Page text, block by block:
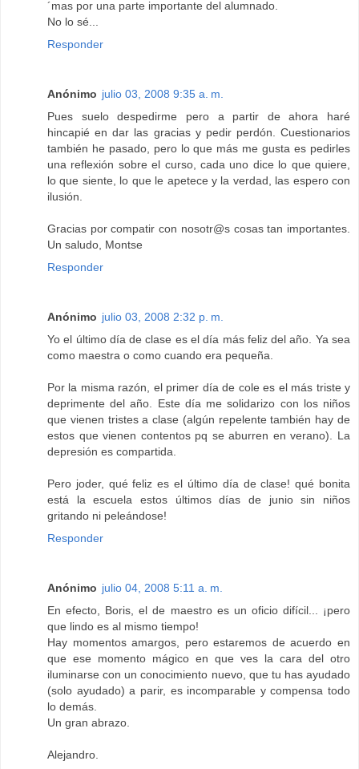
´mas por una parte importante del alumnado.
No lo sé...
Responder
Anónimo julio 03, 2008 9:35 a. m.
Pues suelo despedirme pero a partir de ahora haré
hincapié en dar las gracias y pedir perdón. Cuestionarios
también he pasado, pero lo que más me gusta es pedirles
una reflexión sobre el curso, cada uno dice lo que quiere,
lo que siente, lo que le apetece y la verdad, las espero con
ilusión.
Gracias por compatir con nosotr@s cosas tan importantes.
Un saludo, Montse
Responder
Anónimo julio 03, 2008 2:32 p. m.
Yo el último día de clase es el día más feliz del año. Ya sea
como maestra o como cuando era pequeña.
Por la misma razón, el primer día de cole es el más triste y
deprimente del año. Este día me solidarizo con los niños
que vienen tristes a clase (algún repelente también hay de
estos que vienen contentos pq se aburren en verano). La
depresión es compartida.
Pero joder, qué feliz es el último día de clase! qué bonita
está la escuela estos últimos días de junio sin niños
gritando ni peleándose!
Responder
Anónimo julio 04, 2008 5:11 a. m.
En efecto, Boris, el de maestro es un oficio difícil... ¡pero
que lindo es al mismo tiempo!
Hay momentos amargos, pero estaremos de acuerdo en
que ese momento mágico en que ves la cara del otro
iluminarse con un conocimiento nuevo, que tu has ayudado
(solo ayudado) a parir, es incomparable y compensa todo
lo demás.
Un gran abrazo.
Alejandro.